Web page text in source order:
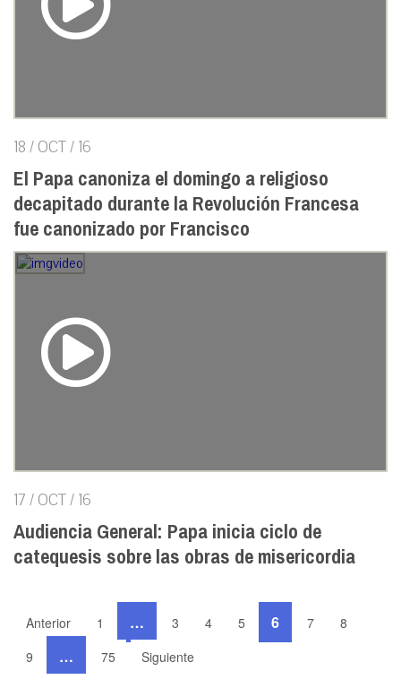
18 / OCT / 16
El Papa canoniza el domingo a religioso
decapitado durante la Revolución Francesa
fue canonizado por Francisco
17 / OCT / 16
Audiencia General: Papa inicia ciclo de
catequesis sobre las obras de misericordia
Anterior 1 … 3 4 5 6 7
8
9
… 75 Siguiente